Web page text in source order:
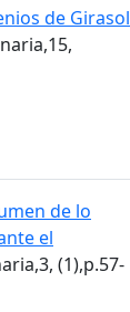
de Girasol
de lo
el
(1),p.57-